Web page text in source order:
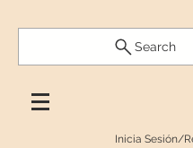
Search
Inicia Sesión/